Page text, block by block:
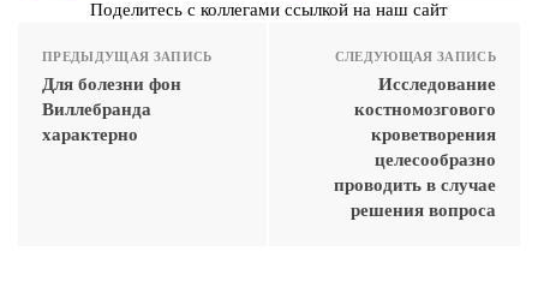
Поделитесь с коллегами ссылкой на наш сайт
ПРЕДЫДУЩАЯ ЗАПИСЬ
Для болезни фон
Виллебранда
характерно
СЛЕДУЮЩАЯ ЗАПИСЬ
Исследование
костномозгового
кроветворения
целесообразно
проводить в случае
решения вопроса